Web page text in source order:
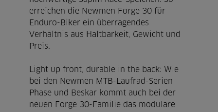
erreichen die Newmen Forge 30 für
Enduro-Biker ein überragendes
Verhältnis aus Haltbarkeit, Gewicht und
Preis.
Light up front, durable in the back: Wie
bei den Newmen MTB-Laufrad-Serien
Phase und Beskar kommt auch bei der
neuen Forge 30-Familie das modulare